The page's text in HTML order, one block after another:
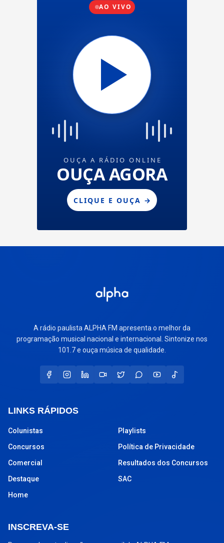
A rádio paulista ALPHA FM apresenta o melhor da
programação musical nacional e internacional. Sintonize nos
101.7 e ouça música de qualidade.
LINKS RÁPIDOS
Colunistas
Concursos
Comercial
Destaque
Home
Playlists
Política de Privacidade
Resultados dos Concursos
SAC
INSCREVA-SE